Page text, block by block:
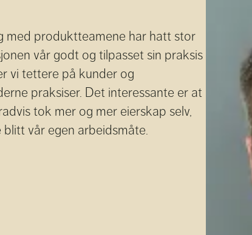
med produktteamene har hatt stor
vår godt og tilpasset sin praksis
vi tettere på kunder og
praksiser. Det interessante er at
tok mer og mer eierskap selv,
vår egen arbeidsmåte.